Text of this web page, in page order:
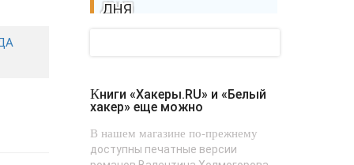
ДНЯ
Книги «Хакеры.RU» и «Белый
хакер» еще можно
В нашем магазине по-прежнему
доступны печатные версии